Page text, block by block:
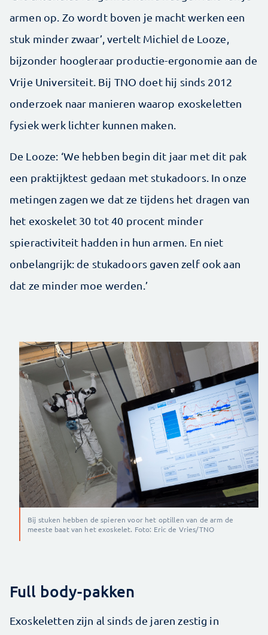
armen op. Zo wordt boven je macht werken een
stuk minder zwaar’, vertelt Michiel de Looze,
bijzonder hoogleraar productie-ergonomie aan de
Vrije Universiteit. Bij TNO doet hij sinds 2012
onderzoek naar manieren waarop exoskeletten
fysiek werk lichter kunnen maken.
De Looze: ‘We hebben begin dit jaar met dit pak
een praktijktest gedaan met stukadoors. In onze
metingen zagen we dat ze tijdens het dragen van
het exoskelet 30 tot 40 procent minder
spieractiviteit hadden in hun armen. En niet
onbelangrijk: de stukadoors gaven zelf ook aan
dat ze minder moe werden.’
Bij stuken hebben de spieren voor het optillen van de arm de
meeste baat van het exoskelet. Foto: Eric de Vries/TNO
Full body-pakken
Exoskeletten zijn al sinds de jaren zestig in